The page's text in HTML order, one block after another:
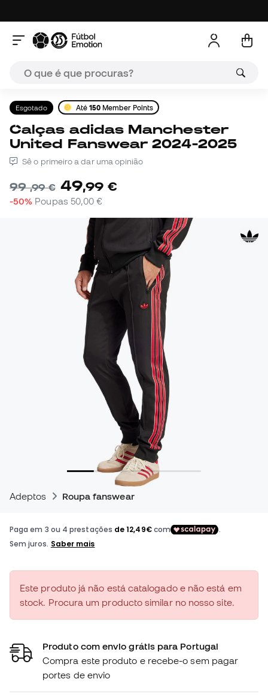
Esgotado Até 150 Member Points
Calças adidas Manchester
United Fanswear 2024-2025
Sê o primeiro a dar uma opinião
99,99 € 49,99 €
-50% Poupas 50,00 €
Adeptos Roupa fanswear
Este produto já não está catalogado e não está em
stock. Procura um producto similar no nosso site.
Produto com envio grátis para Portugal
Compra este produto e recebe-o sem pagar
portes de envio